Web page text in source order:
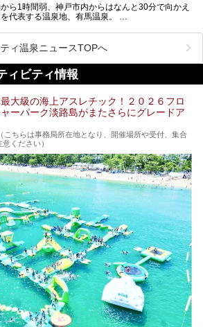
ら1時間弱、神戸市内からはなんと30分で向かえ
代表する温泉地、有馬温泉。
泉」と「銀泉」に加え、人工のの炭酸泉まで楽し
る意味「最強」ともいえる施設です。
慢のお湯をメインにその魅力の数々を紹介します！
ィ温泉ニュースTOPへ
ィビティ情報
大級の海上アスレチック！２０２６フロ
ーパーク淡路島がまたさらにグレードア
こちらは事務局所在地となり、開催場所や受付、集合
ください）